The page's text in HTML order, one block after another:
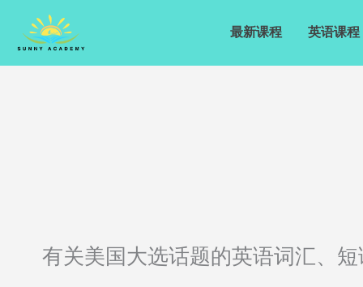
content
最新课程 英语课程
有关美国大选话题的英语词汇、